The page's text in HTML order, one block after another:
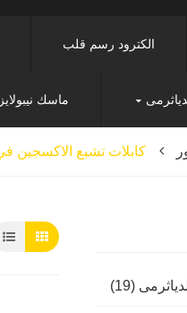
الكترود رسم قلب
ماسك
كابلات تشبع الاكسجين
(19)